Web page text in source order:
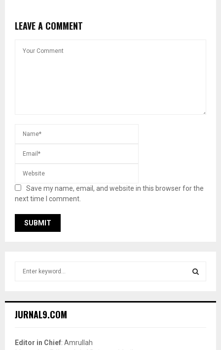
LEAVE A COMMENT
Save my name, email, and website in this browser for the
next time I comment.
h
o
JURNAL9.COM
Editor in Chief: Amrullah